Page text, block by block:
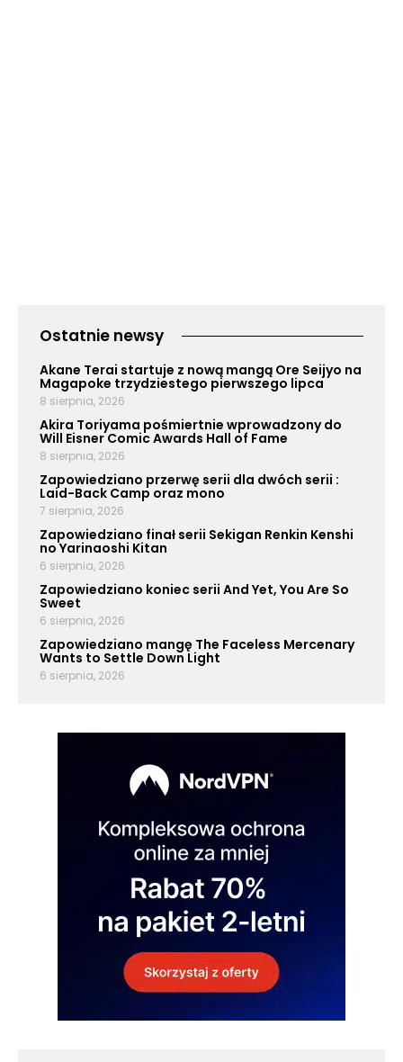
Ostatnie newsy
Akane Terai startuje z nową mangą Ore Seijyo na
Magapoke trzydziestego pierwszego lipca
8 sierpnia, 2026
Akira Toriyama pośmiertnie wprowadzony do
Will Eisner Comic Awards Hall of Fame
8 sierpnia, 2026
Zapowiedziano przerwę serii dla dwóch serii :
Laid-Back Camp oraz mono
7 sierpnia, 2026
Zapowiedziano finał serii Sekigan Renkin Kenshi
no Yarinaoshi Kitan
6 sierpnia, 2026
Zapowiedziano koniec serii And Yet, You Are So
Sweet
6 sierpnia, 2026
Zapowiedziano mangę The Faceless Mercenary
Wants to Settle Down Light
6 sierpnia, 2026